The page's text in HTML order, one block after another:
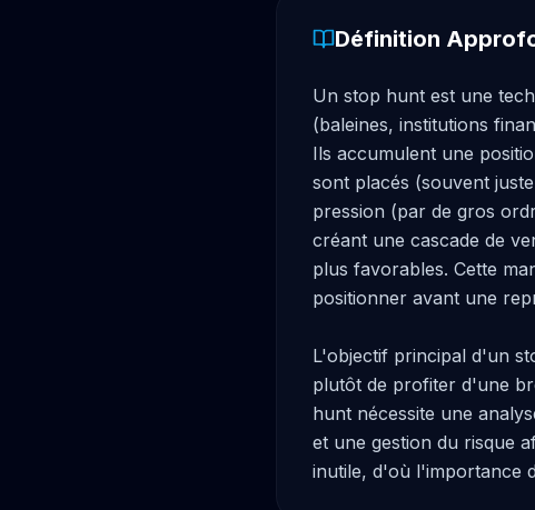
Définition
Un stop hunt est une
(baleines, institutions
Ils accumulent une
sont placés (souvent
pression (par de gros
créant une cascade de
plus favorables. Cette
positionner avant une
L'objectif principal d'un
plutôt de profiter d'une
hunt nécessite une
et une gestion du risque
inutile, d'où l'importance